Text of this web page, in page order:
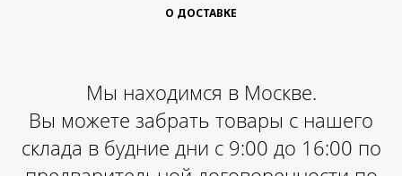
О ДОСТАВКЕ
Мы находимся в Москве.
Вы можете забрать товары c нашего
склада в будние дни с 9:00 до 16:00 по